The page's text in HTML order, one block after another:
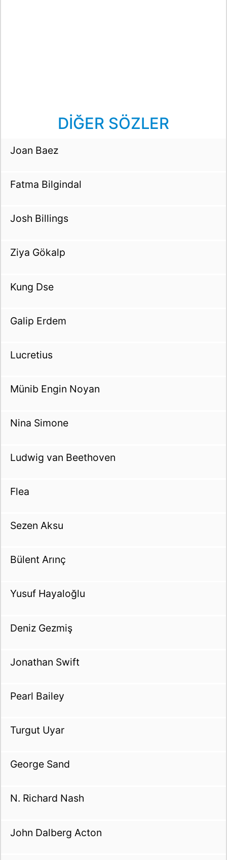
DİĞER SÖZLER
Joan Baez
Fatma Bilgindal
Josh Billings
Ziya Gökalp
Kung Dse
Galip Erdem
Lucretius
Münib Engin Noyan
Nina Simone
Ludwig van Beethoven
Flea
Sezen Aksu
Bülent Arınç
Yusuf Hayaloğlu
Deniz Gezmiş
Jonathan Swift
Pearl Bailey
Turgut Uyar
George Sand
N. Richard Nash
John Dalberg Acton